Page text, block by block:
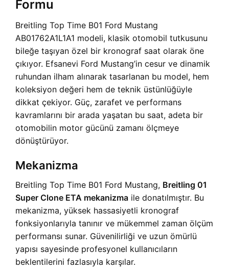
Formu
Breitling Top Time B01 Ford Mustang
AB01762A1L1A1 modeli, klasik otomobil tutkusunu
bileğe taşıyan özel bir kronograf saat olarak öne
çıkıyor. Efsanevi Ford Mustang’in cesur ve dinamik
ruhundan ilham alınarak tasarlanan bu model, hem
koleksiyon değeri hem de teknik üstünlüğüyle
dikkat çekiyor. Güç, zarafet ve performans
kavramlarını bir arada yaşatan bu saat, adeta bir
otomobilin motor gücünü zamanı ölçmeye
dönüştürüyor.
Mekanizma
Breitling Top Time B01 Ford Mustang, Breitling 01
Super Clone ETA mekanizma ile donatılmıştır. Bu
mekanizma, yüksek hassasiyetli kronograf
fonksiyonlarıyla tanınır ve mükemmel zaman ölçüm
performansı sunar. Güvenilirliği ve uzun ömürlü
yapısı sayesinde profesyonel kullanıcıların
beklentilerini fazlasıyla karşılar.